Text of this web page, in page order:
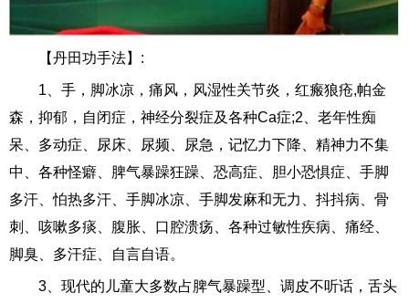
【丹田功手法】:
1、手，脚冰凉，痛风，风湿性关节炎，红瘢狼疮,帕金
森，抑郁，自闭症，神经分裂症及各种Ca症;2、老年性痴
呆、多动症、尿床、尿频、尿急，记忆力下降、精神力不集
中、各种怪癖、脾气暴躁狂躁、恐高症、胆小恐惧症、手脚
多汗、怕热多汗、手脚冰凉、手脚发麻和无力、抖抖病、骨
刺、咳嗽多痰、腹胀、口腔溃疡、各种过敏性疾病、痛经、
脚臭、多汗症、自言自语。
3、现代的儿童大多数占脾气暴躁型、调皮不听话，舌头